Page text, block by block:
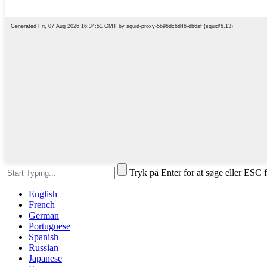
Tryk på Enter for at søge eller ESC
English
French
German
Portuguese
Spanish
Russian
Japanese